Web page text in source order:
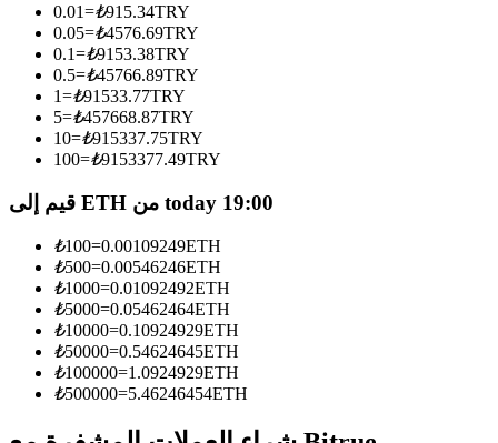
كن متداول نسخ
استمتع بتقاسم الأرباح وعمولات نسخ التداول
معلومة
تحليل البيانات الضخمة بما في ذلك المعلومات التجارية، وما
0.01=₺915.34TRY
0.05=₺4576.69TRY
0.1=₺9153.38TRY
0.5=₺45766.89TRY
1=₺91533.77TRY
5=₺457668.87TRY
10=₺915337.75TRY
100=₺9153377.49TRY
قيم إلى ETH من today 19:00
₺100=0.00109249ETH
₺500=0.00546246ETH
₺1000=0.01092492ETH
₺5000=0.05462464ETH
₺10000=0.10924929ETH
₺50000=0.54624645ETH
₺100000=1.0924929ETH
₺500000=5.46246454ETH